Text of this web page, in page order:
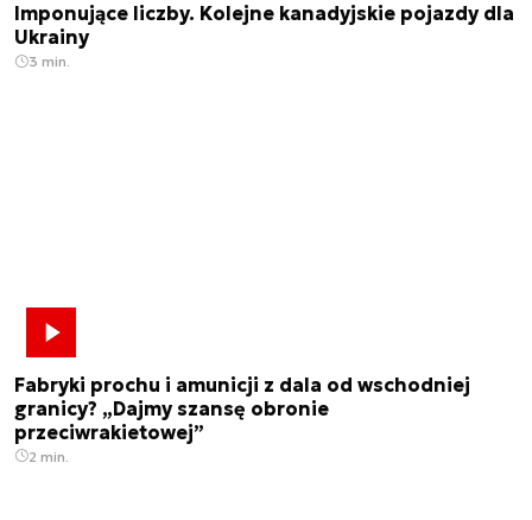
Imponujące liczby. Kolejne kanadyjskie pojazdy dla
Ukrainy
3 min.
Fabryki prochu i amunicji z dala od wschodniej
granicy? „Dajmy szansę obronie
przeciwrakietowej”
2 min.